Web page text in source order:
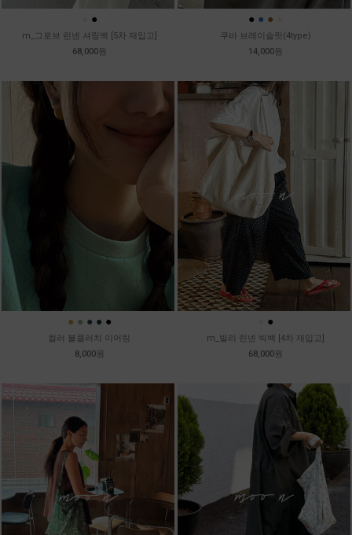
●
m_그로브 린넨 셔링백 [5차 재입고]
68,000원
● ● ●
쿠바 브레이슬릿(4type)
14,000원
● ● ● ● ●
컬러 볼클러치 이어링
8,000원
●
m_빌리 린넨 빅백 [4차 재입고]
68,000원